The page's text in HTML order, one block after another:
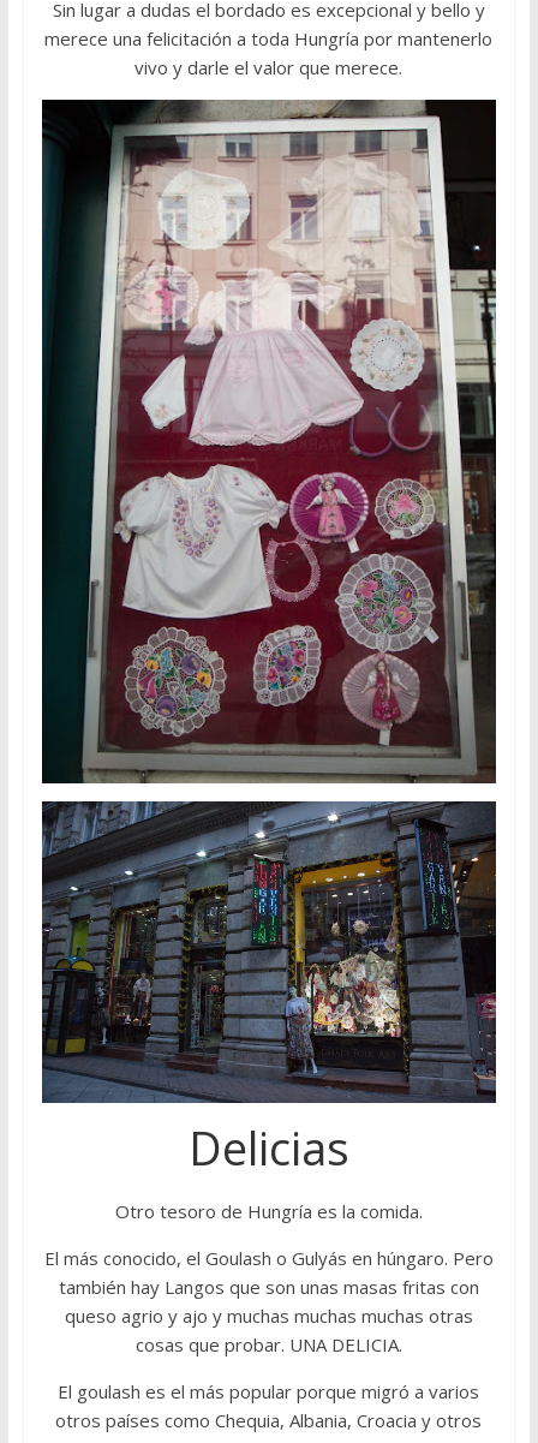
Sin lugar a dudas el bordado es excepcional y bello y
merece una felicitación a toda Hungría por mantenerlo
vivo y darle el valor que merece.
Delicias
Otro tesoro de Hungría es la comida.
El más conocido, el Goulash o Gulyás en húngaro. Pero
también hay Langos que son unas masas fritas con
queso agrio y ajo y muchas muchas muchas otras
cosas que probar. UNA DELICIA.
El goulash es el más popular porque migró a varios
otros países como Chequia, Albania, Croacia y otros